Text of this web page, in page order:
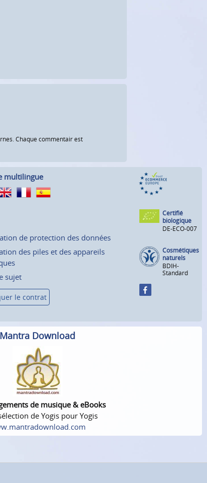
Chaque commentair est
multilingue
de protection des données
des piles et des appareils
sujet
le contrat
Certifié
biologique
DE-ECO-007
Cosmétiques
naturels
BDIH-
Standard
Mantra Download
de musique & eBooks
de Yogis pour Yogis